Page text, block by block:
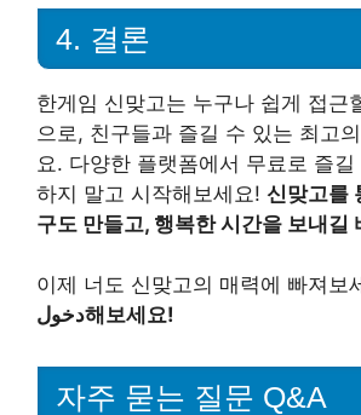
4. 결론
한게임 신맞고는 누구나 쉽게 접근
으로, 친구들과 즐길 수 있는 최고
요. 다양한 플랫폼에서 무료로 즐
하지 말고 시작해보세요! 신맞고를
구도 만들고, 행복한 시간을 보내길
이제 너도 신맞고의 매력에 빠져보
دخول해보세요!
자주 묻는 질문 Q&A